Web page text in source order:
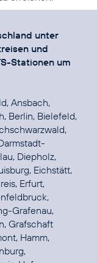
unter
und
Stationen um
Ansbach,
Berlin, Bielefeld,
Diepholz,
Eichstätt,
Erfurt,
Grafenau,
Grafschaft
Hamm,